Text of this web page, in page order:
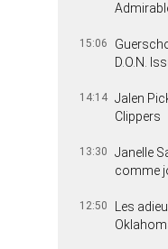
15:06
D.O.N.
14:14 Jalen
Clippers
13:30
Janelle
comme
12:50
Les